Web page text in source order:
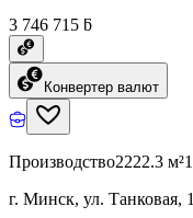
3 746 715 ƃ
Конвертер валют
Производство2222.3 м²
г. Минск, ул. Танковая,